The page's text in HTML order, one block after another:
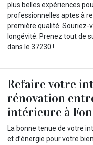
plus belles expériences
professionnelles aptes à
première qualité. Souriez-
longévité. Prenez tout de
dans le 37230 !
Refaire votre
rénovation
intérieure à
La bonne tenue de votre
et d’énergie pour votre